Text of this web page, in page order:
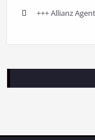
+++ Allianz